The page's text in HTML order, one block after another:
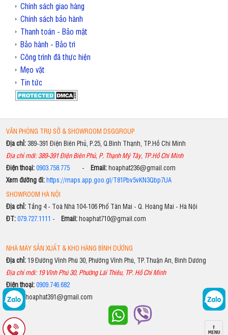
Chính sách giao hàng
Chính sách bảo hành
Thanh toán - Bảo mật
Bảo hành - Bảo trì
Công trình đã thực hiện
Mẹo vặt
Tin tức
VĂN PHÒNG TRỤ SỞ & SHOWROOM DSGGROUP
Địa chỉ: 389-391 Điện Biên Phủ, P.25, Q.Bình Thạnh, TP.Hồ Chí Minh
Địa chỉ mới: 389-391 Điện Biên Phủ, P. Thạnh Mỹ Tây, TP.Hồ Chí Minh
Điện thoại:0903.758.775- Email:hoaphat236@gmail.com
Xem đường đi:https://maps.app.goo.gl/T81Pbv5vKN3Qbp7UA
SHOWROOM HÀ NỘI
Địa chỉ:Tầng 4 - Toà Nhà 104-106 Phố Tân Mai - Q. Hoàng Mai - Hà Nội
ĐT:079.727.1111 - Email:hoaphat710@gmail.com
NHÀ MÁY SẢN XUẤT & KHO HÀNG BÌNH DƯƠNG
Địa chỉ:19 Đường Vĩnh Phú 30, Phường Vĩnh Phú, TP.Thuận An, Bình Dương
Địa chỉ mới: 19 Vĩnh Phú 30, Phường Lái Thiêu, TP. Hồ Chí Minh
Điện thoại:0909.746.682
Email:hoaphat391@gmail.com